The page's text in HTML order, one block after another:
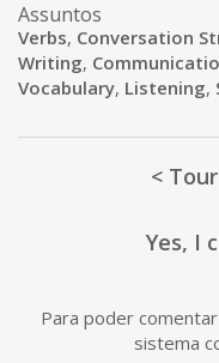
Assuntos
Verbs, Conversation
Writing,
Vocabulary, Listening,
<
Yes, I
Para poder
sistema